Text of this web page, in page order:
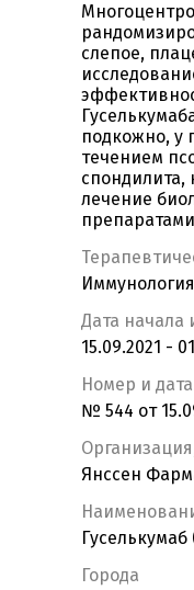
слепое,
подкожно, у
течением
спондилита,
лечение
препаратами
Иммунология
Дата начала
15.09.2021 -
Номер и
№ 544 от
Янссен
Гуселькумаб
Города